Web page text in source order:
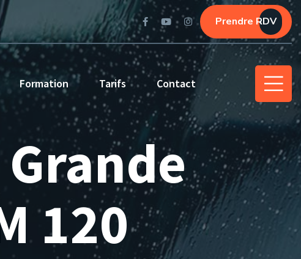
Prendre RDV
Formation Tarifs Contact
120